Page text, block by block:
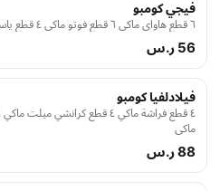
فيجي كومبو
٦ قطع هاواي ماكي ٦ قطع فوتو ماكي ٤ قطع ياساي ماكي
56 ر.س
فيلادلفيا كومبو
ماكي
88 ر.س